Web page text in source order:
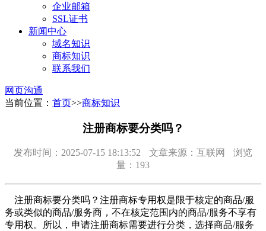
企业邮箱
SSL证书
新闻中心
域名知识
商标知识
联系我们
网页沟通
当前位置： 首页>>商标知识
注册商标要分类吗？
发布时间：2025-07-15 18:13:52 文章来源：互联网
浏览
量：193
注册商标要分类吗？注册商标专用权是限于核定的商品/服
务或类似的商品/服务商，不在核定范围内的商品/服务不享有
专用权。所以，申请注册商标需要进行分类，选择商品/服务